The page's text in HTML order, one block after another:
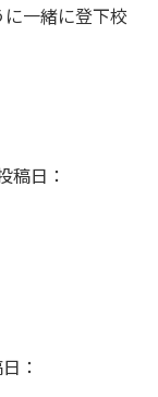
一緒に登下校
稿日：
：